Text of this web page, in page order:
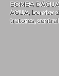
BOMBA
ÁGUA, bomba
tratores,